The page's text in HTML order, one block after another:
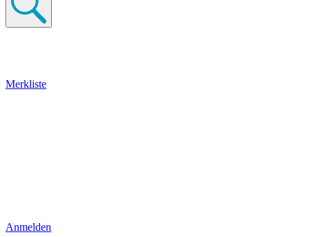
Merkliste
Anmelden